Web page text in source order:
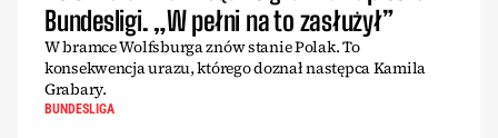
Bundesligi. „W pełni na to zasłużył”
W bramce Wolfsburga znów stanie Polak. To
konsekwencja urazu, którego doznał następca Kamila
Grabary.
BUNDESLIGA